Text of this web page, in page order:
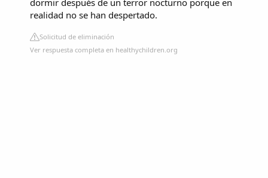
realidad no se han despertado.
Solicitud de eliminación
Ver respuesta completa en healthychildren.org